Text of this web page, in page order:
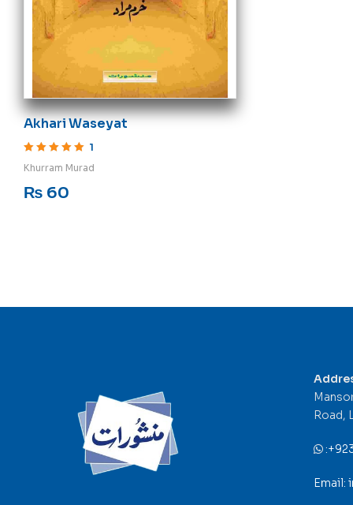
Akhari Waseyat
1
Khurram Murad
₨ 60
Road,
:
Email: